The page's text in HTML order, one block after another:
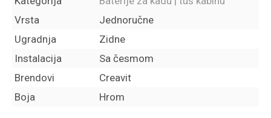
Vrsta
Jednoručne
Ugradnja
Zidne
Instalacija
Sa česmom
Brendovi
Creavit
Boja
Hrom